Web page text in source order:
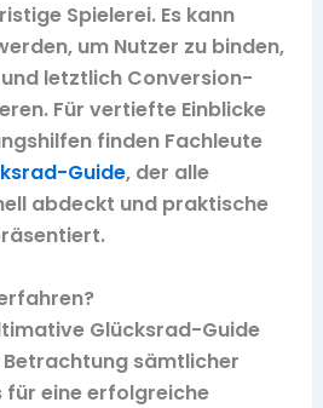
Spielerei. Es kann
um Nutzer zu binden,
letztlich Conversion-
Für vertiefte Einblicke
finden Fachleute
Guide, der alle
abdeckt und praktische
Glücksrad-Guide
sämtlicher
für eine erfolgreiche